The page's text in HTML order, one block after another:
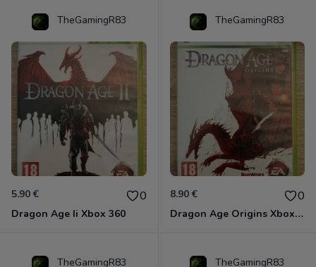
TheGamingR83
5.90 € 0
Dragon Age Ii Xbox 360
TheGamingR83
8.90 € 0
Dragon Age Origins Xbox 360
TheGamingR83 TheGamingR83